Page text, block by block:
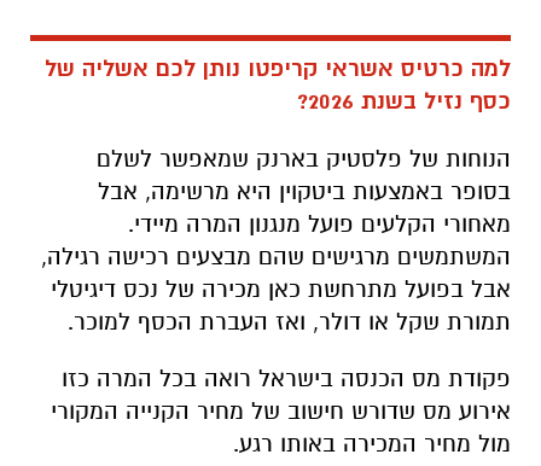
למה כרטיס אשראי קריפטו נותן לכם אשליה של
כסף נזיל בשנת 2026?
הנוחות של פלסטיק בארנק שמאפשר לשלם
בסופר באמצעות ביטקוין היא מרשימה, אבל
מאחורי הקלעים פועל מנגנון המרה מיידי.
המשתמשים מרגישים שהם מבצעים רכישה רגילה,
אבל בפועל מתרחשת כאן מכירה של נכס דיגיטלי
תמורת שקל או דולר, ואז העברת הכסף למוכר.
פקודת מס הכנסה בישראל רואה בכל המרה כזו
אירוע מס שדורש חישוב של מחיר הקנייה המקורי
מול מחיר המכירה באותו רגע.